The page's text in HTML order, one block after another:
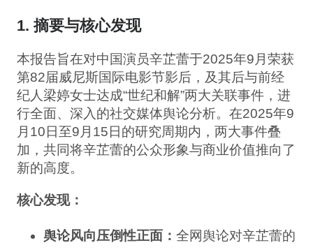
1. 摘要与核心发现
本报告旨在对中国演员辛芷蕾于2025年9月荣获
第82届威尼斯国际电影节影后，及其后与前经
纪人梁婷女士达成“世纪和解”两大关联事件，进
行全面、深入的社交媒体舆论分析。在2025年9
月10日至9月15日的研究周期内，两大事件叠
加，共同将辛芷蕾的公众形象与商业价值推向了
新的高度。
核心发现：
舆论风向压倒性正面：全网舆论对辛芷蕾的